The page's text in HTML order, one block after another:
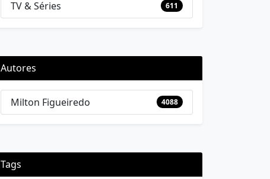
TV & Séries 611
Autores
Milton Figueiredo 4088
Tags